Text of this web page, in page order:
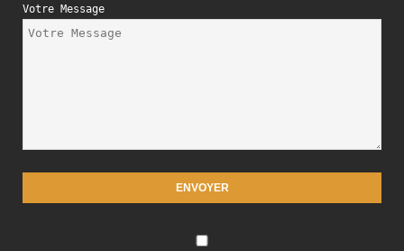
Votre Message